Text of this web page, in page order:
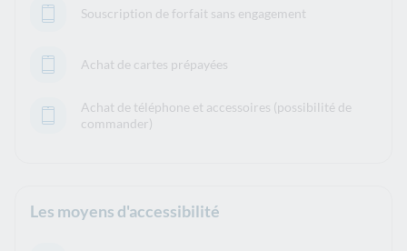
Souscription de forfait sans engagement
Achat de cartes prépayées
Achat de téléphone et accessoires (possibilité de
commander)
Les moyens d'accessibilité